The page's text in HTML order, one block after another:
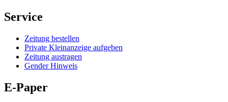
Service
Zeitung bestellen
Private Kleinanzeige aufgeben
Zeitung austragen
Gender Hinweis
E-Paper